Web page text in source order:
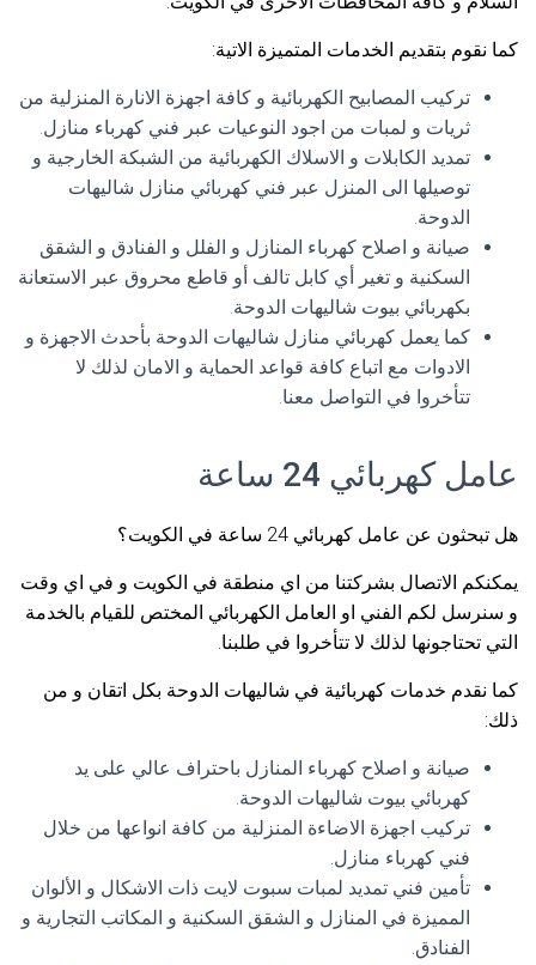
كما نقوم بتقديم الخدمات المتميزة الاتية:
تركيب المصابيح الكهربائية و كافة اجهزة الانارة المنزلية من
ثريات و لمبات من اجود النوعيات عبر فني كهرباء منازل.
تمديد الكابلات و الاسلاك الكهربائية من الشبكة الخارجية و
توصيلها الى المنزل عبر فني كهربائي منازل شاليهات
الدوحة.
صيانة و اصلاح كهرباء المنازل و الفلل و الفنادق و الشقق
السكنية و تغير أي كابل تالف أو قاطع محروق عبر الاستعانة
بكهربائي بيوت شاليهات الدوحة.
كما يعمل كهربائي منازل شاليهات الدوحة بأحدث الاجهزة و
الادوات مع اتباع كافة قواعد الحماية و الامان لذلك لا
تتأخروا في التواصل معنا.
عامل كهربائي 24 ساعة
هل تبحثون عن عامل كهربائي 24 ساعة في الكويت؟
يمكنكم الاتصال بشركتنا من اي منطقة في الكويت و في اي وقت
و سنرسل لكم الفني او العامل الكهربائي المختص للقيام بالخدمة
التي تحتاجونها لذلك لا تتأخروا في طلبنا.
كما نقدم خدمات كهربائية في شاليهات الدوحة بكل اتقان و من
ذلك:
صيانة و اصلاح كهرباء المنازل باحتراف عالي على يد
كهربائي بيوت شاليهات الدوحة.
تركيب اجهزة الاضاءة المنزلية من كافة انواعها من خلال
فني كهرباء منازل.
تأمين فني تمديد لمبات سبوت لايت ذات الاشكال و الألوان
المميزة في المنازل و الشقق السكنية و المكاتب التجارية و
الفنادق.